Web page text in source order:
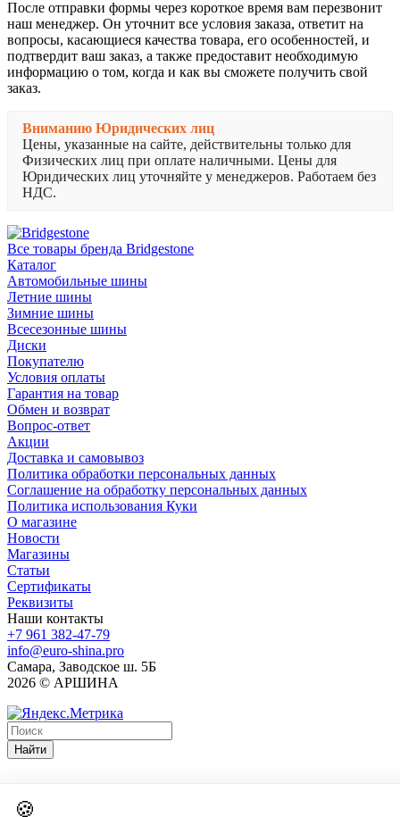
После отправки формы через короткое время вам перезвонит
наш менеджер. Он уточнит все условия заказа, ответит на
вопросы, касающиеся качества товара, его особенностей, и
подтвердит ваш заказ, а также предоставит необходимую
информацию о том, когда и как вы сможете получить свой
заказ.
Вниманию Юридических лиц
Цены, указанные на сайте, действительны только для
Физических лиц при оплате наличными. Цены для
Юридических лиц уточняйте у менеджеров. Работаем без
НДС.
Все товары бренда Bridgestone
Каталог
Автомобильные шины
Летние шины
Зимние шины
Всесезонные шины
Диски
Покупателю
Условия оплаты
Гарантия на товар
Обмен и возврат
Вопрос-ответ
Акции
Доставка и самовывоз
Политика обработки персональных данных
Соглашение на обработку персональных данных
Политика использования Куки
О магазине
Новости
Магазины
Статьи
Сертификаты
Реквизиты
Наши контакты
+7 961 382-47-79
info@euro-shina.pro
Самара, Заводское ш. 5Б
2026 © АРШИНА
Найти
🍪